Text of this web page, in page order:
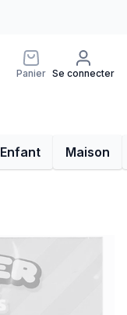
Panier Se connecter
Enfant Maison